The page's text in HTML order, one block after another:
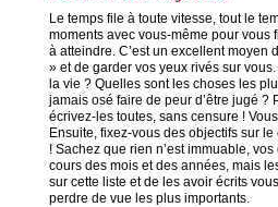
Le temps file à toute vitesse, tout le
moments avec vous-même pour vous
à atteindre. C’est un excellent moyen
» et de garder vos yeux rivés sur
la vie ? Quelles sont les choses les
jamais osé faire de peur d’être jugé ?
écrivez-les toutes, sans censure !
Ensuite, fixez-vous des objectifs sur
! Sachez que rien n’est immuable,
cours des mois et des années, mais
sur cette liste et de les avoir écrits
perdre de vue les plus importants.